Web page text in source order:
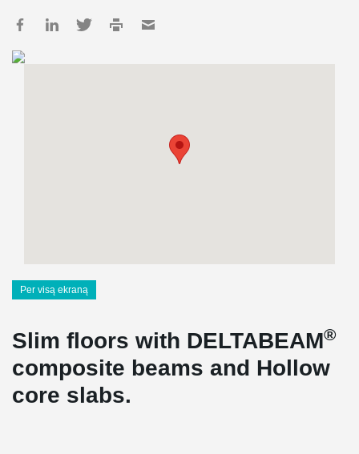
Per visą ekraną
Slim floors with DELTABEAM®
composite beams and Hollow
core slabs.